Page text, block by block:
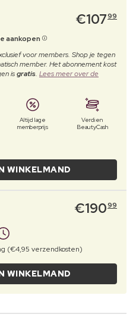
€10799
aankopen
voor members. Shop je tegen
member. Het abonnement kost
isgratis. Lees meer over de
Altijd lage
memberprijs
Verdien
BeautyCash
WINKELMAND
€19099
(€4,95 verzendkosten)
WINKELMAND